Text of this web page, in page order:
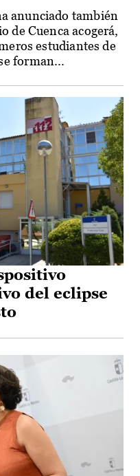
anunciado también
de Cuenca acogerá,
estudiantes de
forman...
del eclipse